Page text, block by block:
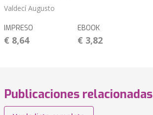
Valdecí Augusto
IMPRESO
€ 8,64
EBOOK
€ 3,82
Publicaciones relacionadas